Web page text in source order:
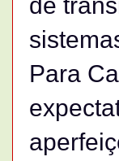
Para